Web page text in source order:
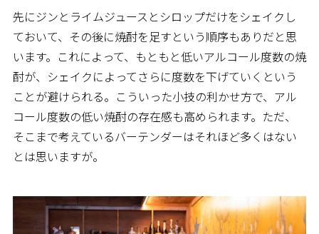
先にジンとライムジュースとシロップだけをシェイクし
ておいて、その後に焼酎を足すという順序もありだと思
います。これによって、もともと低いアルコール度数の焼
酎が、シェイクによってさらに度数を下げていくという
ことが避けられる。こういった小技の利かせ方で、アル
コール度数の低い焼酎の存在感も高められます。ただ、
そこまで考えているバーテンダーはそれほど多くはない
とは思いますが。